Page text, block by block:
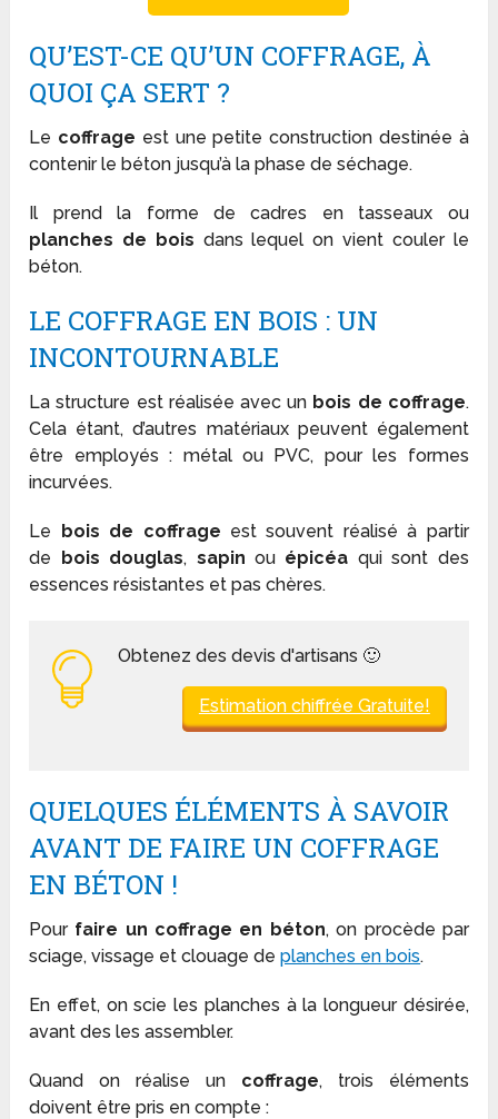
QU’EST-CE QU’UN COFFRAGE, À
QUOI ÇA SERT ?
Le coffrage est une petite construction destinée à
contenir le béton jusqu’à la phase de séchage.
Il prend la forme de cadres en tasseaux ou
planches de bois dans lequel on vient couler le
béton.
LE COFFRAGE EN BOIS : UN
INCONTOURNABLE
La structure est réalisée avec un bois de coffrage.
Cela étant, d’autres matériaux peuvent également
être employés : métal ou PVC, pour les formes
incurvées.
Le bois de coffrage est souvent réalisé à partir
de bois douglas, sapin ou épicéa qui sont des
essences résistantes et pas chères.
Obtenez des devis d'artisans 🙂
Estimation chiffrée Gratuite!
QUELQUES ÉLÉMENTS À SAVOIR
AVANT DE FAIRE UN COFFRAGE
EN BÉTON !
Pour faire un coffrage en béton, on procède par
sciage, vissage et clouage deplanches en bois.
En effet, on scie les planches à la longueur désirée,
avant des les assembler.
Quand on réalise un coffrage, trois éléments
doivent être pris en compte :